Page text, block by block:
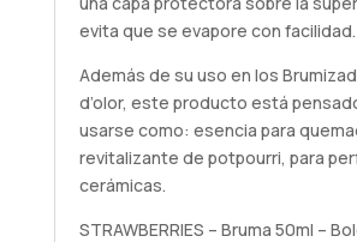
evita que se evapore con facilidad.
Además de su uso en los
d’olor, este producto está
usarse como: esencia para
revitalizante de potpourri, para
cerámicas.
STRAWBERRIES – Bruma 50ml –